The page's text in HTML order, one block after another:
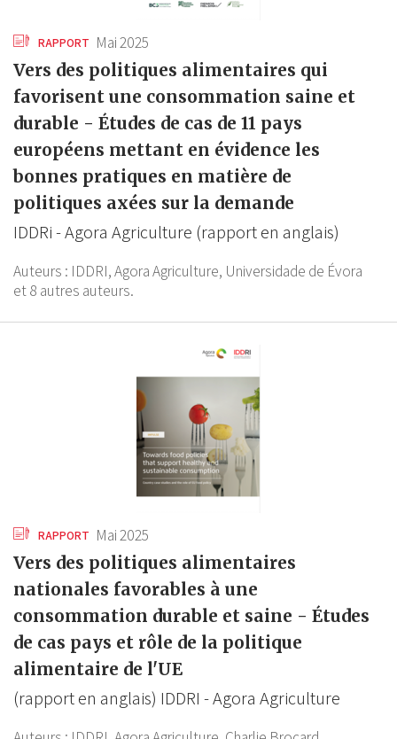
RAPPORT Mai 2025
Vers des politiques alimentaires qui
favorisent une consommation saine et
durable - Études de cas de 11 pays
européens mettant en évidence les
bonnes pratiques en matière de
politiques axées sur la demande
IDDRi - Agora Agriculture (rapport en anglais)
Auteurs : IDDRI,Agora Agriculture, Universidade de Évora
et 8 autres auteurs.
RAPPORT Mai 2025
Vers des politiques alimentaires
nationales favorables à une
consommation durable et saine - Études
de cas pays et rôle de la politique
alimentaire de l'UE
(rapport en anglais) IDDRI - Agora Agriculture